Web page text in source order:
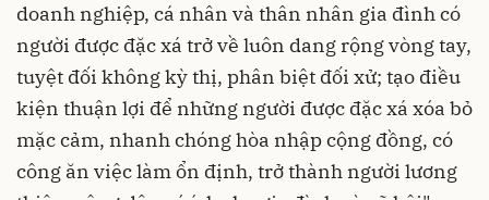
doanh nghiệp, cá nhân và thân nhân gia đình có
người được đặc xá trở về luôn dang rộng vòng tay,
tuyệt đối không kỳ thị, phân biệt đối xử; tạo điều
kiện thuận lợi để những người được đặc xá xóa bỏ
mặc cảm, nhanh chóng hòa nhập cộng đồng, có
công ăn việc làm ổn định, trở thành người lương